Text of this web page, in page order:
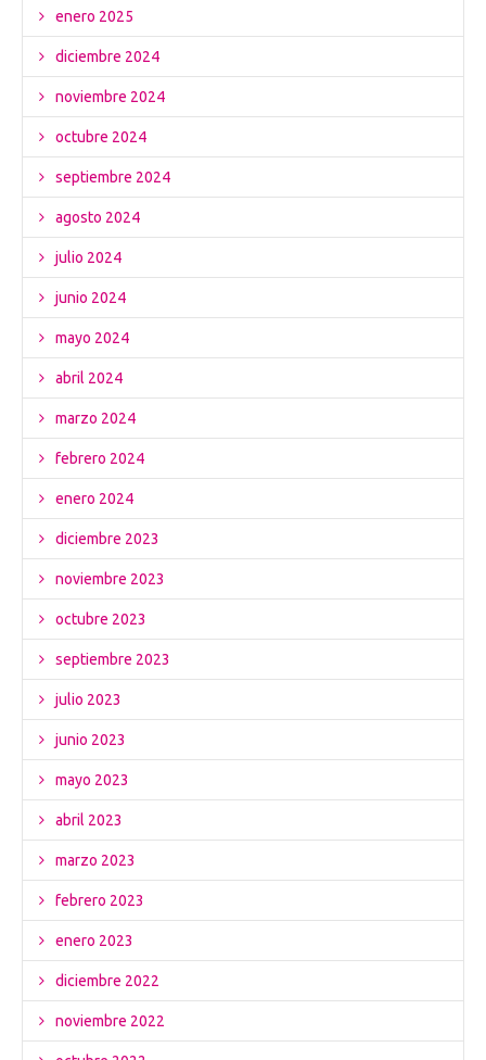
enero 2025
diciembre 2024
noviembre 2024
octubre 2024
septiembre 2024
agosto 2024
julio 2024
junio 2024
mayo 2024
abril 2024
marzo 2024
febrero 2024
enero 2024
diciembre 2023
noviembre 2023
octubre 2023
septiembre 2023
julio 2023
junio 2023
mayo 2023
abril 2023
marzo 2023
febrero 2023
enero 2023
diciembre 2022
noviembre 2022